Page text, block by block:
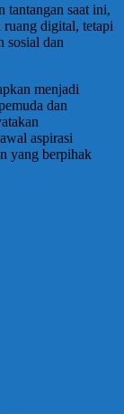
tantangan saat ini,
digital, tetapi
sosial dan
menjadi
dan
aspirasi
yang berpihak